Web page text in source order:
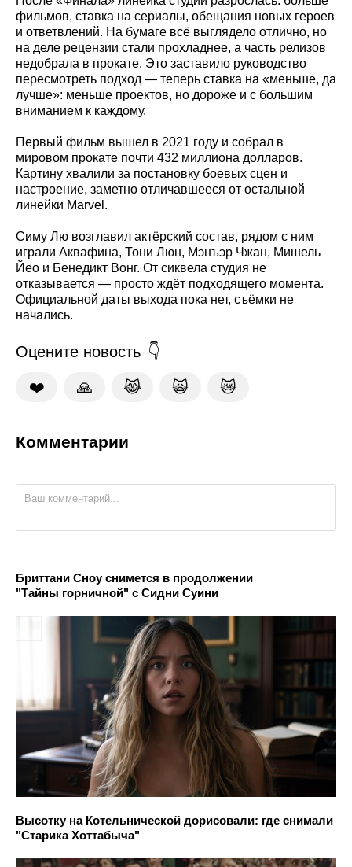
фильмов, ставка на сериалы, обещания новых героев
и ответвлений. На бумаге всё выглядело отлично, но
на деле рецензии стали прохладнее, а часть релизов
недобрала в прокате. Это заставило руководство
пересмотреть подход — теперь ставка на «меньше, да
лучше»: меньше проектов, но дороже и с большим
вниманием к каждому.
Первый фильм вышел в 2021 году и собрал в
мировом прокате почти 432 миллиона долларов.
Картину хвалили за постановку боевых сцен и
настроение, заметно отличавшееся от остальной
линейки Marvel.
Симу Лю возглавил актёрский состав, рядом с ним
играли Аквафина, Тони Люн, Мэнъэр Чжан, Мишель
Йео и Бенедикт Вонг. От сиквела студия не
отказывается — просто ждёт подходящего момента.
Официальной даты выхода пока нет, съёмки не
начались.
Оцените новость
❤️ 🙏 😹 🙀 😿
Комментарии
Бриттани Сноу снимется в продолжении
"Тайны горничной" с Сидни Суини
Высотку на Котельнической дорисовали: где снимали
"Старика Хоттабыча"